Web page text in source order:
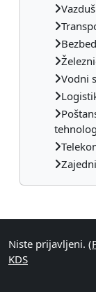
Vodni
Dodatni
Niste prijavljeni. (
KDS